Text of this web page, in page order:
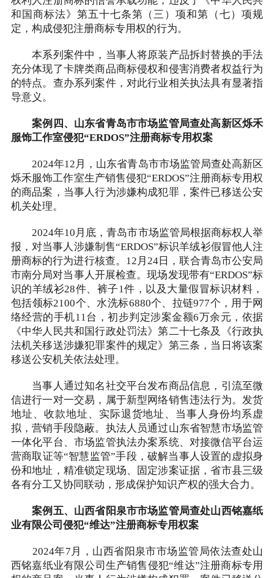
和国商标法》第五十七条第（三）项和第（七）项规
定，构成侵犯注册商标专用权的行为。
本系列案件中，当事人将原装产品拆封替换的手法
充分体现了卡牌类商品商标侵权和侵害消费者权益行为
的特点。查办系列案件，对此行业相关执法具有显著指
导意义。
案例四、山东省青岛市市场监管局查处高新区烁禾
服饰工作室侵犯“ERDOS”注册商标专用权案
2024年12月，山东省青岛市市场监管局查处高新区
烁禾服饰工作室生产销售侵犯“ERDOS”注册商标专用权
的商品案，当事人行为涉嫌构成犯罪，案件已移送公安
机关处理。
2024年10月底，青岛市市场监管局根据商标权人举
报，对当事人涉嫌制售“ERDOS”标识羊绒衫假冒他人注
册商标的行为进行核查。12月24日，联合青岛市公安局
市南分局对当事人开展检查。现场发现带有“ERDOS”标
识的羊绒衫28件、裤子1件，以及大量假冒标识材料，
包括领标2100个、水洗标6880个、拉链977个，用于网
络经营的手机11台，初步判定涉案金额6万余元，依据
《中华人民共和国行政处罚法》第二十七条及《行政执
法机关移送涉嫌犯罪案件的规定》第三条，当日将该案
移送公安机关依法处理。
当事人通过知名社交平台发布商品信息，引流至微
信进行一对一交易，属于新型网络销售违法行为。发货
地址、收款地址、实际退货地址、当事人身份均系虚
拟，营销手段隐蔽。执法人员通过山东省智慧市场监管
一体化平台、市场监管执法办案系统、对接微信平台运
营商取证等“智慧监管”手段，破解当事人设置的虚拟身
份和地址，精准锁定现场、固定涉案证据，省市县三级
各有分工又协同联动，形成保护知识产权的强大合力。
案例五、山西省阳泉市市场监管局查处山西铭嘉纸
业有限公司侵犯“维达”注册商标专用权案
2024年7月，山西省阳泉市市场监管局依法查处山
西铭嘉纸业有限公司生产销售侵犯“维达”注册商标专用